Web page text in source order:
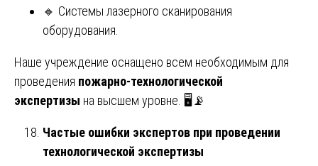
🔹 Системы лазерного сканирования
оборудования.
Наше учреждение оснащено всем необходимым для
проведения пожарно-технологической
экспертизы на высшем уровне. 🖥️📡
Частые ошибки экспертов при проведении
технологической экспертизы